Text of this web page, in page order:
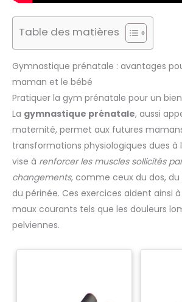
Table des matières
Gymnastique prénatale : avantages
maman et le bébé
Pratiquer la gym prénatale pour un
La gymnastique prénatale, aussi
maternité, permet aux futures
transformations physiologiques dues à
vise à renforcer les muscles sollicités
changements, comme ceux du dos,
du périnée. Ces exercices aident ainsi
maux courants tels que les douleurs
pelviennes.